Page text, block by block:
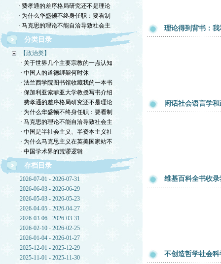
· 费孝通的差序格局研究还不是理论
· 为什么华盛顿不终身任职：要看制
· 马克思的理论不能自洽导致社会主
分类目录
【政治类】
· 关于世界几个主要宗教的一点认知
· 中国人的道德绑架何时休
· 法兰西学院图书馆收藏我的一本书
· 保加利亚索菲亚大学教授写书介绍
· 费孝通的差序格局研究还不是理论
· 为什么华盛顿不终身任职：要看制
· 马克思的理论不能自洽导致社会主
· 中国是半社会主义、半资本主义社
· 为什么马克思主义在英美国家站不
· 中国学术界的荒谬逻辑
存档目录
2026-07-01 - 2026-07-31
2026-06-03 - 2026-06-29
2026-05-03 - 2026-05-23
2026-04-05 - 2026-04-27
2026-03-06 - 2026-03-31
2026-02-10 - 2026-02-25
2026-01-04 - 2026-01-27
2025-12-01 - 2025-12-29
2025-11-01 - 2025-11-30
理论得到背书：
闲话社会语言学
维基百科全书收
不创造哲学社会